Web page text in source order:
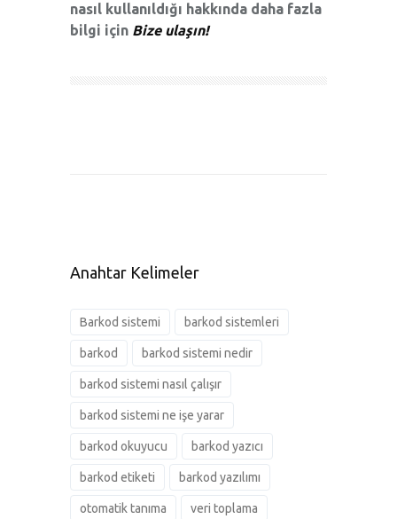
nasıl kullanıldığı hakkında daha fazla
bilgi için Bize ulaşın!
Anahtar Kelimeler
Barkod sistemi barkod sistemleri
barkod barkod sistemi nedir
barkod sistemi nasıl çalışır
barkod sistemi ne işe yarar
barkod okuyucu barkod yazıcı
barkod etiketi barkod yazılımı
otomatik tanıma veri toplama